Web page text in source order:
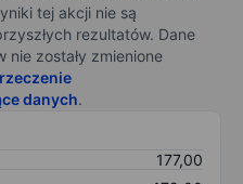
tej akcji nie są
rezultatów. Dane
zostały zmienione
danych.
177,00